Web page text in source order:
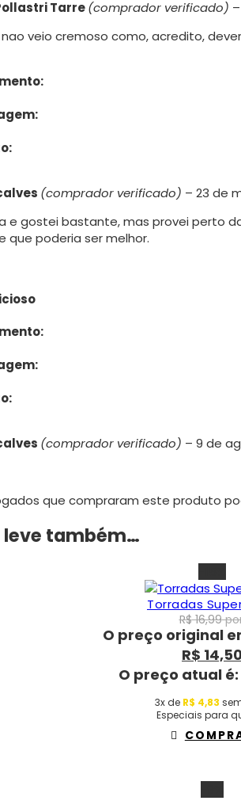
Tarre(comprador verificado) –
veio cremoso como, acredito,
(comprador verificado) – 23 de
e gostei bastante, mas provei perto
que poderia ser melhor.
(comprador verificado) – 9 de
que compraram este produto
também…
Torradas
R$16,99
O preço original
R$
O preço atual é:
3x de R$ 4,83
Especiais para